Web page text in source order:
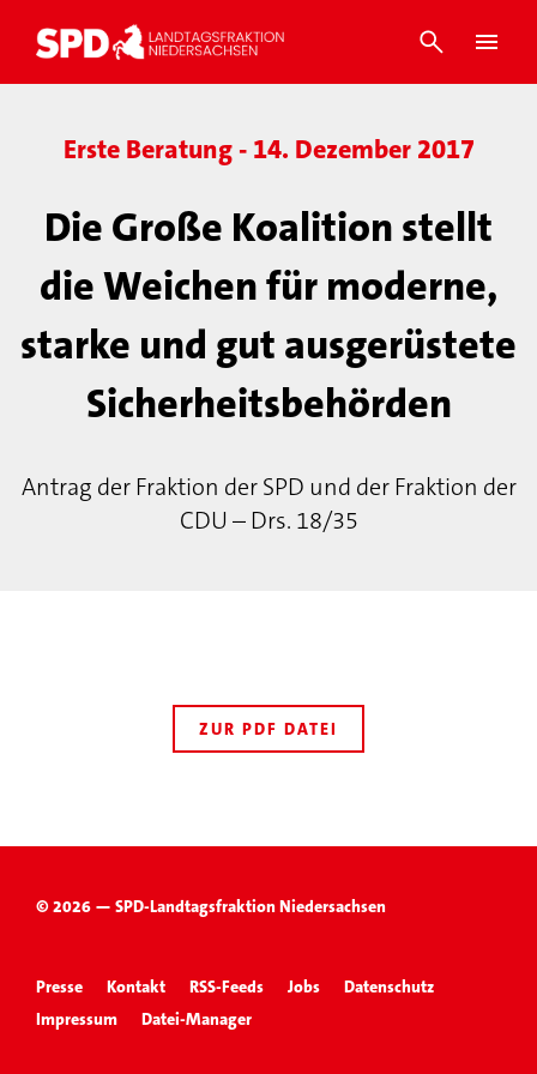
Erste Beratung - 14. Dezember 2017
Die Große Koalition stellt
die Weichen für moderne,
starke und gut ausgerüstete
Sicherheitsbehörden
Antrag der Fraktion der SPD und der Fraktion der
CDU – Drs. 18/35
ZUR PDF DATEI
© 2026 — SPD-Landtagsfraktion Niedersachsen
Presse Kontakt RSS-Feeds Jobs
Datenschutz
Impressum
Datei-Manager